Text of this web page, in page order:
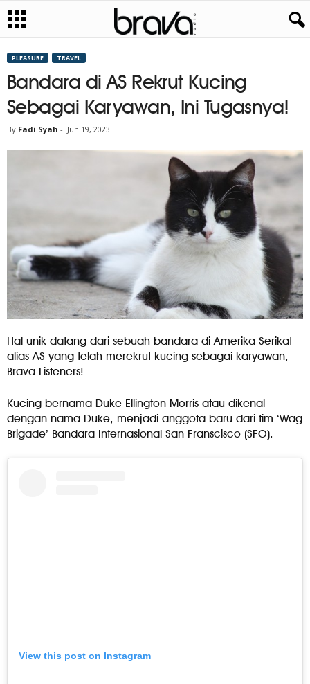
PLEASURE TRAVEL
Bandara di AS Rekrut Kucing
Sebagai Karyawan, Ini Tugasnya!
By Fadi Syah - Jun 19, 2023
Hal unik datang dari sebuah bandara di Amerika Serikat
alias AS yang telah merekrut kucing sebagai karyawan,
Brava Listeners!
Kucing bernama Duke Ellington Morris atau dikenal
dengan nama Duke, menjadi anggota baru dari tim ‘Wag
Brigade’ Bandara Internasional San Franscisco (SFO).
View this post on Instagram